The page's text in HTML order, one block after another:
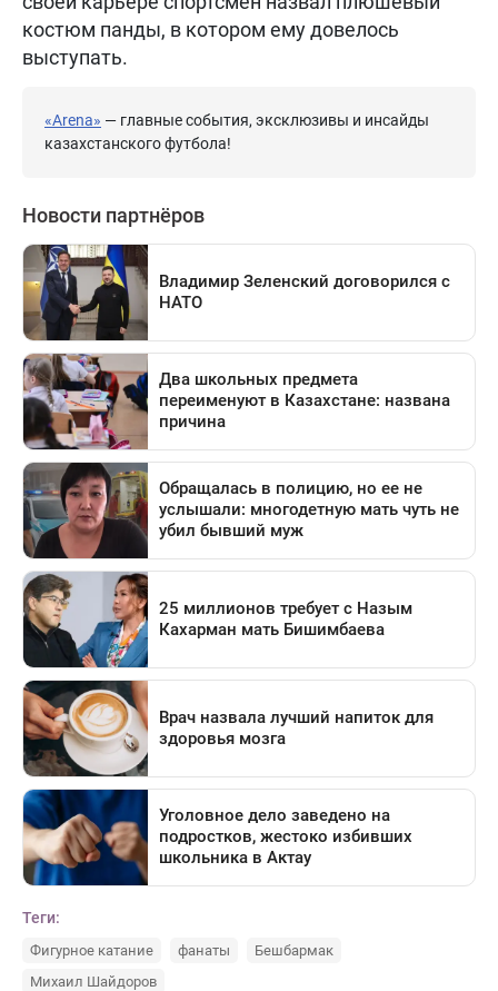
костюм панды, в котором ему довелось
выступать.
«Arena» — главные события, эксклюзивы и инсайды
казахстанского футбола!
Теги:
Фигурное катание фанаты
Бешбармак
Михаил Шайдоров